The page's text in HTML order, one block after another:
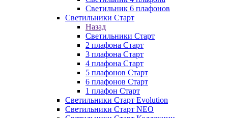
Светильник 6 плафонов
Светильники Старт
Назад
Светильники Старт
2 плафона Старт
3 плафона Старт
4 плафона Старт
5 плафонов Старт
6 плафонов Старт
1 плафон Старт
Светильники Старт Evolution
Светильники Старт NEO